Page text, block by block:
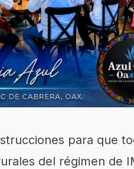
para que
del régimen de